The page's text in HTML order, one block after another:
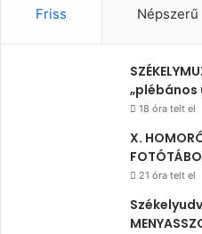
Friss Népszerű
„plébános
18 óra telt el
X.
21 óra telt el